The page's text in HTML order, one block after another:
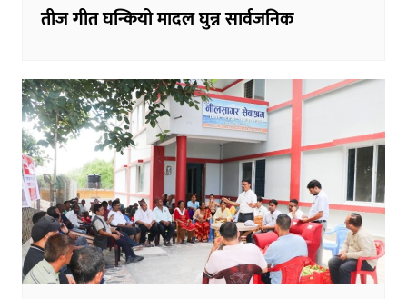
तीज गीत घन्कियो मादल घुन्न सार्वजनिक